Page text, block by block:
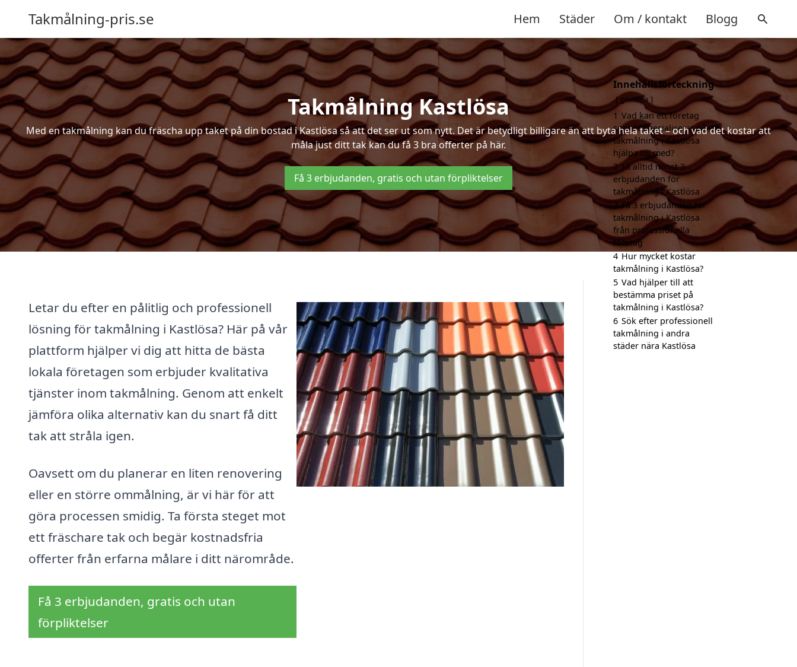
Takmålning-pris.se Hem Städer Om / kontakt Blogg
Takmålning Kastlösa
Med en takmålning kan du fräscha upp taket på din bostad i Kastlösa så att det ser ut som nytt. Det är betydligt billigare än att byta hela taket – och vad det kostar att
måla just ditt tak kan du få 3 bra offerter på här.
Få 3 erbjudanden, gratis och utan förpliktelser
Letar du efter en pålitlig och professionell
lösning för takmålning i Kastlösa? Här på vår
plattform hjälper vi dig att hitta de bästa
lokala företagen som erbjuder kvalitativa
tjänster inom takmålning. Genom att enkelt
jämföra olika alternativ kan du snart få ditt
tak att stråla igen.
Oavsett om du planerar en liten renovering
eller en större ommålning, är vi här för att
göra processen smidig. Ta första steget mot
ett fräschare tak och begär kostnadsfria
offerter från erfarna målare i ditt närområde.
Få 3 erbjudanden, gratis och utan
förpliktelser
Innehållsförteckning
gömma
1 Vad kan ett företag
som är specialiserat på
takmålning i Kastlösa
hjälpa till med?
2 Få alltid minst 3
erbjudanden för
takmålning i Kastlösa
3 Få 3 erbjudanden för
takmålning i Kastlösa
från professionella
företag
4 Hur mycket kostar
takmålning i Kastlösa?
5 Vad hjälper till att
bestämma priset på
takmålning i Kastlösa?
6 Sök efter professionell
takmålning i andra
städer nära Kastlösa